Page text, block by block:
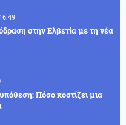
στην Ελβετία με τη νέα
Πόσο κοστίζει μια